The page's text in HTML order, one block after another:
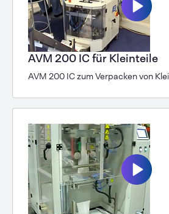
AVM 200 IC für Kleinteile
AVM 200 IC zum Verpacken von